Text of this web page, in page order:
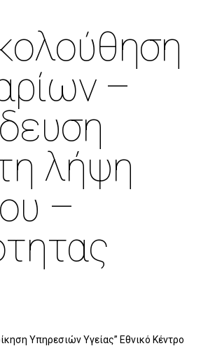
–
λήψη
–
Υπηρεσιών Υγείας” Εθνικό Κέντρο